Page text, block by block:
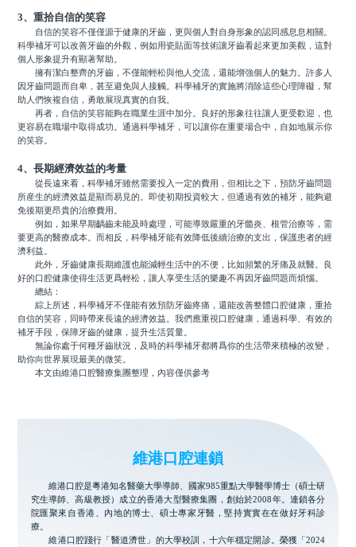
3、重拾自信的笑容
自信的笑容不僅僅源于健康的牙齒，更與個人對自身形象的認同感息息相關。
科學補牙可以改善牙齒的外觀，例如用瓷貼面等技術讓牙齒看起來更加美觀，這對
個人形象提升有顯著幫助。
擁有潔白整齊的牙齒，不僅能輕松與他人交流，還能增強個人的魅力。許多人
因牙齒問題而自卑，甚至避免與人接觸。科學補牙的實施將消除這些心理障礙，幫
助人們恢複自信，勇敢展現真實的自我。
再者，自信的笑容能夠在職業生涯中加分。良好的形象往往讓人更受歡迎，也
更容易在職場中取得成功。通過科學補牙，可以讓你在重要場合中，自如地展示你
的笑容。
4、長期經濟效益的考量
從長遠來看，科學補牙雖然需要投入一定的費用，但相比之下，預防牙齒問題
所産生的經濟效益是顯而易見的。即使初期投資較大，但通過有效的補牙，能夠避
免後期更昂貴的治療費用。
例如，如果早期齲齒未能及時處理，可能導致嚴重的牙髓炎、根管治療等，需
要更高的醫療成本。而相反，科學補牙能有效降低後續治療的支出，保護患者的經
濟利益。
此外，牙齒健康長期維護也能減輕生活中的不便，比如頻繁的牙痛及就醫。良
好的口腔健康使得生活更爲輕松，讓人享受生活的樂趣不再因牙齒問題而煩惱。
總結：
綜上所述，科學補牙不僅能有效預防牙齒疼痛，還能改善整體口腔健康，重拾
自信的笑容，同時帶來長遠的經濟效益。我們應重視口腔健康，通過科學、有效的
補牙手段，保障牙齒的健康，提升生活質量。
無論你處于何種牙齒狀況，及時的科學補牙都將爲你的生活帶來積極的改變，
助你向世界展現最美的微笑。
本文由維港口腔醫療集團整理，內容僅供參考
維港口腔連鎖
維港口腔是粵港知名醫藥大學導師、國家985重點大學醫學博士（碩士研
究生導師、高級教授）成立的香港大型醫療集團，創始於2008年。連鎖各分
院匯聚來自香港、內地的博士、碩士專家牙醫，堅持實實在在做好牙科診
療。
維港口腔踐行「醫道濟世」的大學校訓，十六年穩定開診。榮獲「2024